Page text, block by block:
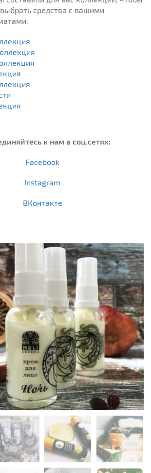
средства с вашими
к нам в соц.сетях:
Facebook
Instagram
ВКонтакте